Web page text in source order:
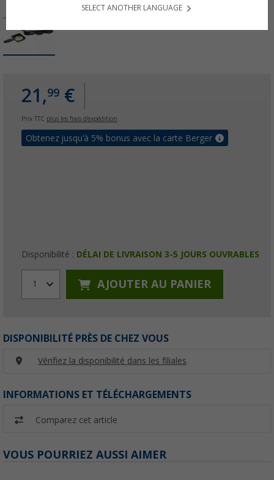
21,99 €
Prix TTC plus les frais d'expédition
Obtenez jusqu'à 5% bonus avec la carte Berger
Disponibilité : DÉLAI DE LIVRAISON 3-5 JOURS OUVRABLES
1 AJOUTER AU PANIER
DISPONIBILITÉ PRÈS DE CHEZ VOUS
Vérifiez la disponibilité dans les filiales
INFORMATIONS ET TÉLÉCHARGEMENTS
Comparez cet article
VOUS POURRIEZ AUSSI AIMER
SELECT ANOTHER LANGUAGE